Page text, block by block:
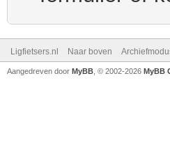
Ligfietsers.nl Naar boven
Aangedreven door MyBB , © 2002-2026 MyBB